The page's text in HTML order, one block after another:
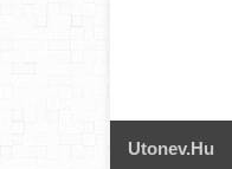
Utonev.hu